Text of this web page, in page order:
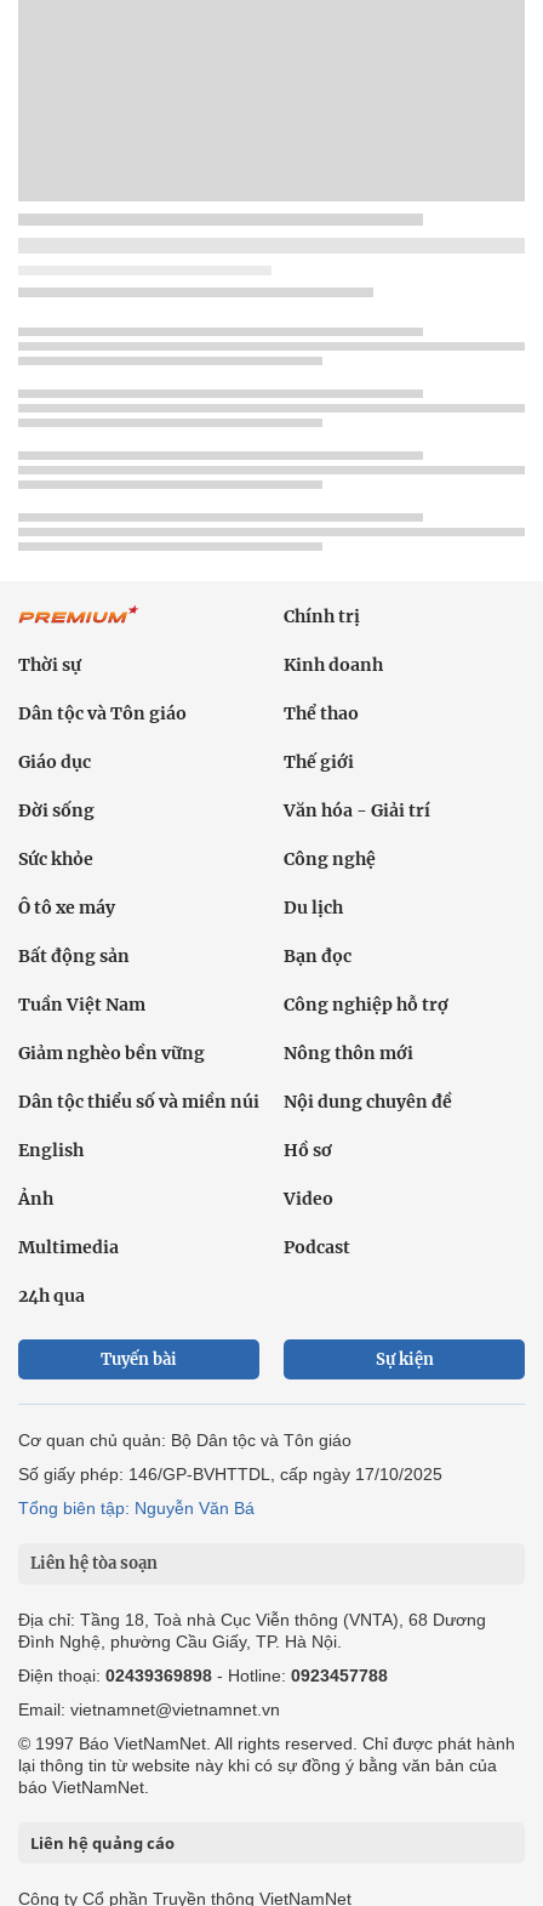
Chính trị
Thời sự Kinh doanh
Dân tộc và Tôn giáo Thể thao
Giáo dục Thế giới
Đời sống Văn hóa - Giải trí
Sức khỏe Công nghệ
Ô tô xe máy Du lịch
Bất động sản Bạn đọc
Tuần Việt Nam Công nghiệp hỗ trợ
Giảm nghèo bền vững Nông thôn mới
Dân tộc thiểu số và miền núi Nội dung chuyên đề
English Hồ sơ
Ảnh Video
Multimedia Podcast
24h qua
Tuyến bài Sự kiện
Cơ quan chủ quản: Bộ Dân tộc và Tôn giáo
Số giấy phép: 146/GP-BVHTTDL, cấp ngày 17/10/2025
Tổng biên tập: Nguyễn Văn Bá
Liên hệ tòa soạn
Địa chỉ: Tầng 18, Toà nhà Cục Viễn thông (VNTA), 68 Dương
Đình Nghệ, phường Cầu Giấy, TP. Hà Nội.
Điện thoại: 02439369898 - Hotline: 0923457788
Email: vietnamnet@vietnamnet.vn
© 1997 Báo VietNamNet. All rights reserved. Chỉ được phát hành
lại thông tin từ website này khi có sự đồng ý bằng văn bản của
báo VietNamNet.
Liên hệ quảng cáo
Công ty Cổ phần Truyền thông VietNamNet